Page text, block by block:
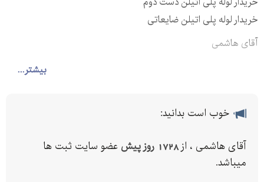
بیشتر...
خریدار لوله پلی اتیلن ضایعاتی
آقای هاشمی
خوب است بدانید:
آقای هاشمی ، از1728 روز پیش
عضو سایت ثبت ها
میباشد.